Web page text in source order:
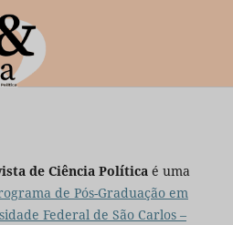
de Ciência Política é uma
de Pós-Graduação em
Federal de São Carlos –